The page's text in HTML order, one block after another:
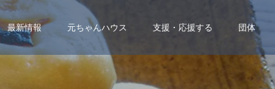
最新情報 元ちゃんハウス 支援・応援する 団体